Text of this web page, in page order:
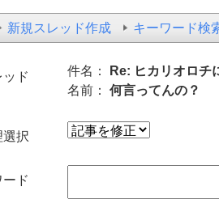
新規スレッド作成 キーワード検
ド 件名：
Re: ヒカリオロチ
名前：何言ってんの？
選択
ド